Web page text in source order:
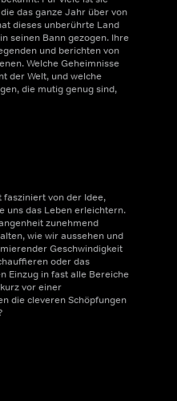
das ganze Jahr über von
dieses unberührte Land
seinen Bann gezogen. Ihre
und berichten von
Welche Geheimnisse
der Welt, und welche
die mutig genug sind,
von der Idee,
uns das Leben erleichtern.
zunehmend
wie wir aussehen und
Geschwindigkeit
oder das
Einzug in fast alle Bereiche
vor einer
die cleveren Schöpfungen